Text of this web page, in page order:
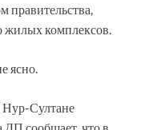
правительства,
жилых комплексов.
ясно.
Нур-Султане